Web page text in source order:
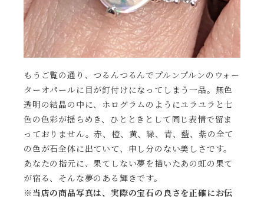
もうご覧の通り、つるんつるんでプルンプルンのウォー
ターオパールに目が釘付けになってしまう一品。無色
透明の結晶の中に、ホログラムのようにユラユラと七
色の色彩が揺らめき、ひとときとして同じ表情で留ま
っておりません。赤、橙、黄、緑、青、藍、紫の全て
の色が石全体に出ていて、申し分のない美しさです。
あなたの指元に、果てしない夢を描いたあの虹の果て
が宿る、そんな夢のある輝きです。
※当店の商品写真は、実際の宝石の良さを正確にお伝